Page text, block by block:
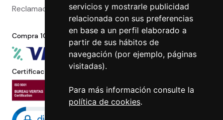
servicios y mostrarle publicidad
relacionada con sus preferencias
en base a un perfil elaborado a
partir de sus hábitos de
navegación (por ejemplo, páginas
visitadas).
Para más información consulte la
política de cookies.
Reclamaciones
Compra 100% segura
Certificaciones